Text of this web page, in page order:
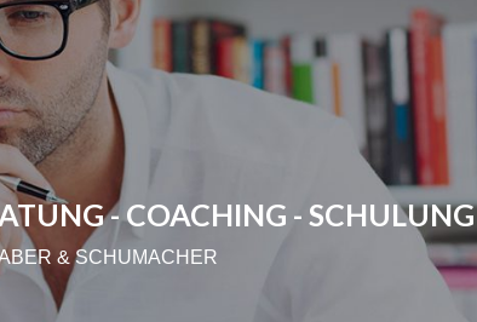
- COACHING - SCHULUNG
& SCHUMACHER